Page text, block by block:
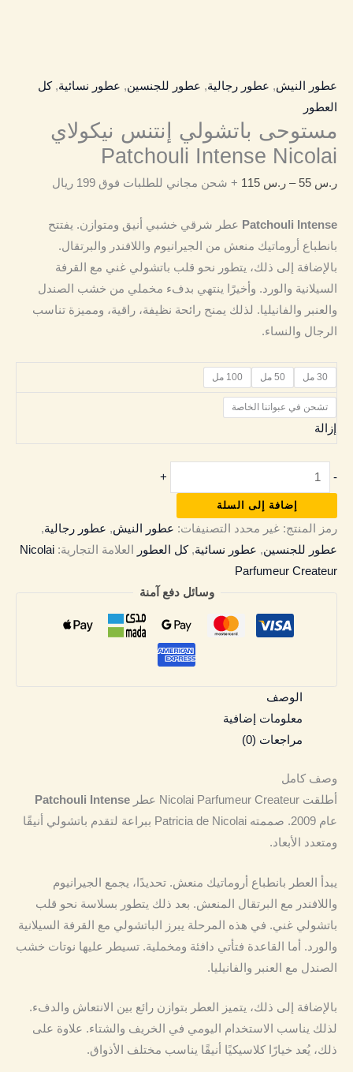
عطور النيش, عطور رجالية, عطور للجنسين, عطور نسائية,كل
العطور
مستوحى باتشولي إنتنس نيكولاي
Patchouli Intense Nicolai
ر.س – ر.س + شحن مجاني للطلبات فوق 199 ريال
Patchouli Intense عطر شرقي خشبي أنيق ومتوازن. يفتتح
بانطباع أروماتيك منعش من الجيرانيوم واللافندر والبرتقال.
بالإضافة إلى ذلك، يتطور نحو قلب باتشولي غني مع القرفة
السيلانية والورد. وأخيرًا ينتهي بدفء مخملي من خشب الصندل
والعنبر والفانيليا. لذلك يمنح رائحة نظيفة، راقية، ومميزة تناسب
الرجال والنساء.
30 مل 50 مل 100 مل
تشحن في عبواتنا الخاصة
إزالة
-
+
إضافة إلى السلة
رمز المنتج: غير محدد التصنيفات: عطور النيش, عطور رجالية,
عطور للجنسين, عطور نسائية,كل العطور العلامة التجارية: Nicolai
Parfumeur Createur
وسائل دفع آمنة
الوصف
معلومات إضافية
مراجعات (0)
وصف كامل
أطلقت Nicolai Parfumeur Createur عطر
Patchouli Intense
عام 2009. صممته Patricia de Nicolai ببراعة لتقدم باتشولي أنيقًا
ومتعدد الأبعاد.
يبدأ العطر بانطباع أروماتيك منعش. تحديدًا، يجمع الجيرانيوم
واللافندر مع البرتقال المنعش. بعد ذلك يتطور بسلاسة نحو قلب
باتشولي غني. في هذه المرحلة يبرز الباتشولي مع القرفة السيلانية
والورد. أما القاعدة فتأتي دافئة ومخملية. تسيطر عليها نوتات خشب
الصندل مع العنبر والفانيليا.
بالإضافة إلى ذلك، يتميز العطر بتوازن رائع بين الانتعاش والدفء.
لذلك يناسب الاستخدام اليومي في الخريف والشتاء. علاوة على
ذلك، يُعد خيارًا كلاسيكيًا أنيقًا يناسب مختلف الأذواق.